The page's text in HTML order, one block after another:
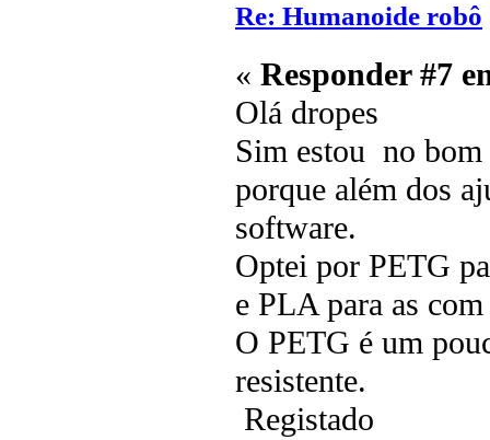
Re: Humanoide robô
« Responder #7
Olá dropes
Sim estou no
porque além dos
software.
Optei por PETG
e PLA para as
O PETG é um
resistente.
Registado